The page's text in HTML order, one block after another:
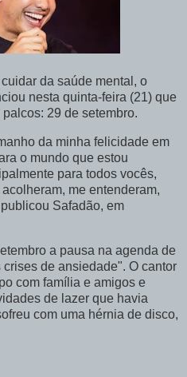
da saúde mental, o
nesta quinta-feira (21) que
29 de setembro.
da minha felicidade em
o mundo que estou
para todos vocês,
me entenderam,
Safadão, em
a pausa na agenda de
de ansiedade". O cantor
com família e amigos e
de lazer que havia
com uma hérnia de disco,